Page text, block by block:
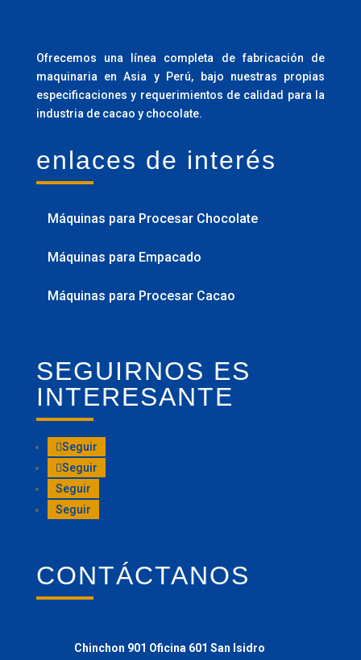
Ofrecemos una línea completa de fabricación de
maquinaria en Asia y Perú, bajo nuestras propias
especificaciones y requerimientos de calidad para la
industria de cacao y chocolate.
enlaces de interés
Máquinas para Procesar Chocolate
Máquinas para Empacado
Máquinas para Procesar Cacao
SEGUIRNOS ES
INTERESANTE
Seguir
Seguir
Seguir
Seguir
CONTÁCTANOS
Chinchon 901 Oficina 601 San Isidro